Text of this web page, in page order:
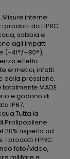
interne:
prodotti da HPRC
sabbia e
agli impatti
(-41°/+80°),
effetto
ermetici, infatti
della pressione.
MADE
e godono di
IP67,
la
Prolipopilene
20% rispetto ad
prodotti HPRC
foto/video,